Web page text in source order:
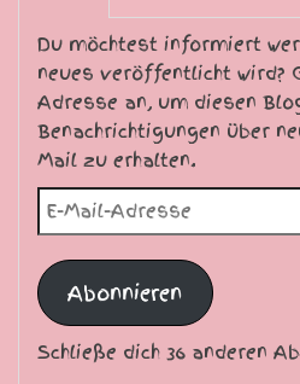
Du möchtest informiert
neues veröffentlicht wird?
Adresse an, um diesen
Benachrichtigungen über
Mail zu erhalten.
E-Mail-Adresse
Abonnieren
Schließe dich 36 anderen